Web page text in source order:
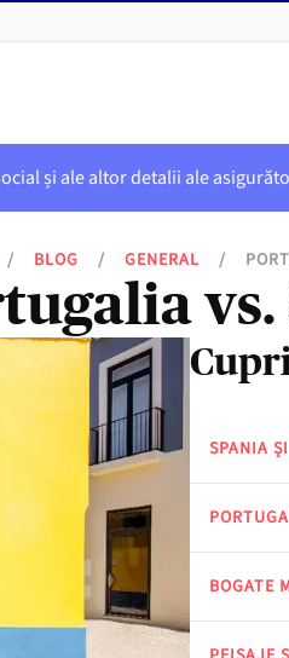
și ale altor detalii ale
/ BLOG / GENERAL /
vs.
SPANIA
BOGATE